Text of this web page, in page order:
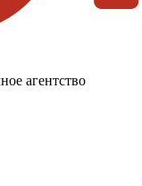
агентство